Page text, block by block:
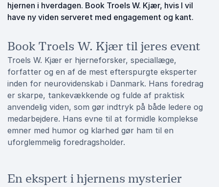
hjernen i hverdagen. Book Troels W. Kjær, hvis I vil
have ny viden serveret med engagement og kant.
Book Troels W. Kjær til jeres event
Troels W. Kjær er hjerneforsker, speciallæge,
forfatter og en af de mest efterspurgte eksperter
inden for neurovidenskab i Danmark. Hans foredrag
er skarpe, tankevækkende og fulde af praktisk
anvendelig viden, som gør indtryk på både ledere og
medarbejdere. Hans evne til at formidle komplekse
emner med humor og klarhed gør ham til en
uforglemmelig foredragsholder.
En ekspert i hjernens mysterier